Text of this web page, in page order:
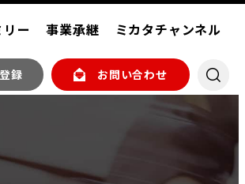
ー 事業承継 ミカタチャンネル
録 お問い合わせ